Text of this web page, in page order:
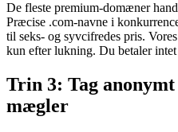
De fleste premium-domæner
Præcise .com-navne i
til seks- og syvcifredes pris.
kun efter lukning. Du betaler
Trin 3: Tag
mægler